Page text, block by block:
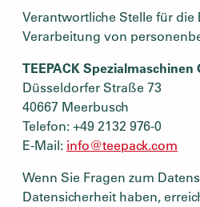
Verantwortliche Stelle für die
Verarbeitung von
TEEPACK Spezialmaschinen
Düsseldorfer Straße 73
40667 Meerbusch
Telefon: +49 2132 976-0
E-Mail: info@teepack.com
Wenn Sie Fragen zum
Datensicherheit haben,